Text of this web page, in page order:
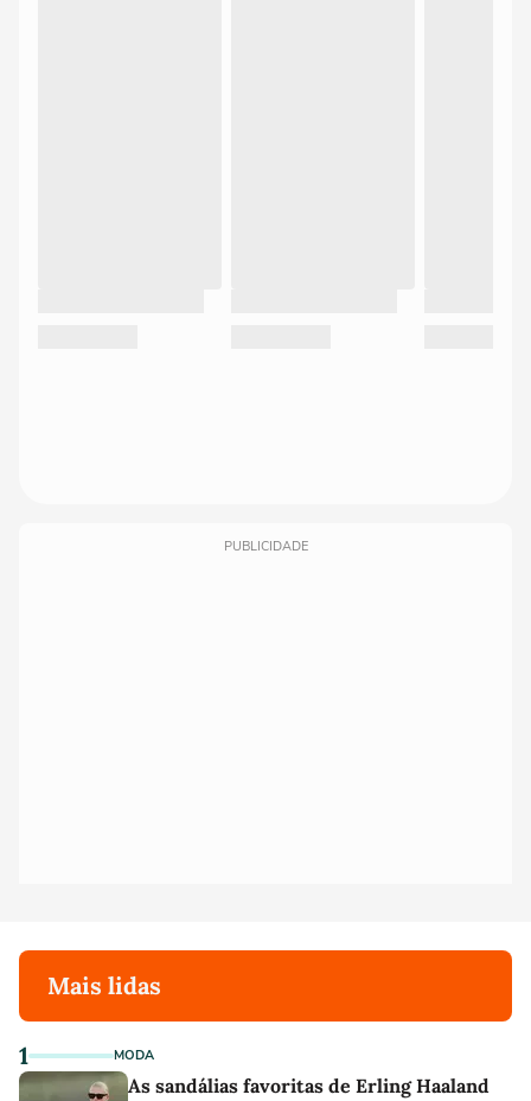
PUBLICIDADE
Mais lidas
1 MODA
As sandálias favoritas de Erling Haaland